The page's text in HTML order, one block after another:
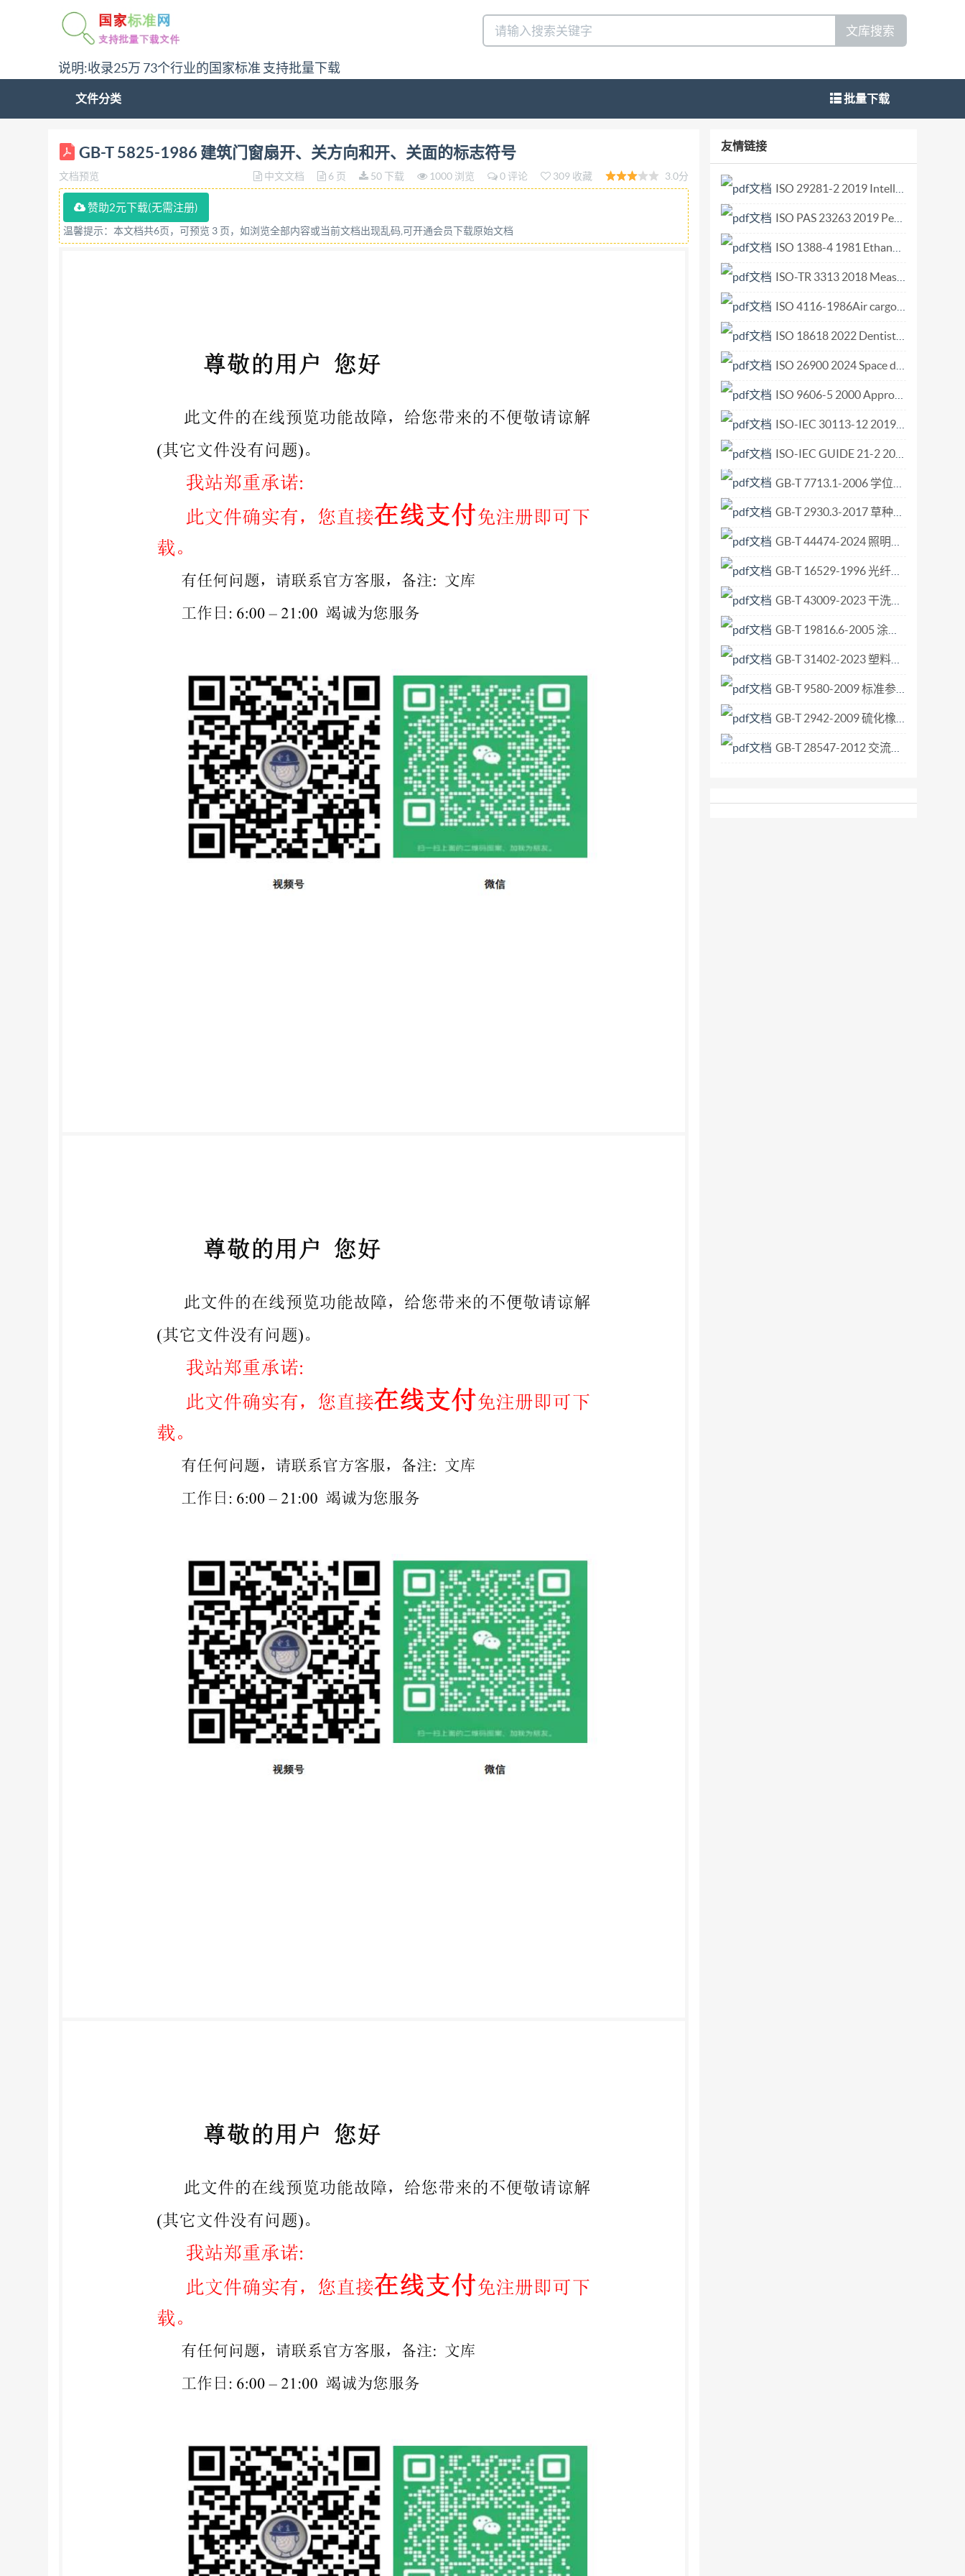
说明:收录25万 73个行业的国家标准 支持批量下载
文库搜索
文件分类 批量下载
中华人民共和国国家标准 UDC 69.028: 003 建筑门窗扇开、关 .62 GB5825—86 方向和开、关面的标志符号 Symbolic designation of direction of opening
and closing and faces of doors and windows 制定本标准的目的，是为了在建筑图上采用统一的标志符号，用以表达门、窗扇的开、关方向， 区分和表
达每扇门窗扇的开、关面。 应用本标准，能准确而简便地表达门窗扇工作状况，便于在建筑设计和门窗加工制作中，对其构、 配件和五金零件进行分
类统计工作。这尤其有利于利用电子计算机进行归类统计，以扩大门窗商品化 生产和订货供应。 本标准参照国际标准建议草案，SO/R1226一
1970《门、窗和百叶窗关闭方向和扇面符号的标 志》其主要内容基本一致，仅作编辑性修改，便于今后在建筑门窗方面和国外进行技术性交流。 本
标准适用范围，仅限于平开和立转两种类型的门窗，即绕竖轴旋转的门窗。 1门窗扇开、关方向及其标志符号 在建筑门窗图上，用标志符号代替过去
惯用的“左手”、“右手”概念，准确表达门窗扇开、并 方向，避免因左、右手含糊不清，而发生的错误。 1.1旋转方向 在建筑平面图上，以门窗扇开启或
关闭时所产生的旋转方向，作为表达门窗扇开关方向的标志。 1.2标志方向 在每一扇门窗开启和关闭两个方向中，选择关闭方向，作为表达此门窗工
作状况的标志方向，并 以符号表示。 1.3标志符号 1.3.1顺时针方向旋转，用“5”表示，见图1。 1.3.2逆时针方向旋转，用“6”表示，见图2。 关面 G 6 开
面 开面 图1顺时针方向关闭“5” 图2逆时针方向关闭“6” 国家标准局1986-01-31发布 1986-11-01实施 32 GB 5825—86 2门窗扇开、关面及其标志符号 在
建筑门窗图上，用标志符号区分其开、关面，并表明其开、关面位置，便于按其位置安装五金 零件和门锁等配件。 2.1开面和关面 2.1.1在门窗扇开启
方向的一面，称为此门窗扇的开面，见图1、2。 2.1.2在门窗扇关闭方向的一面，称为此门窗扇的关面，见图1、2。 2.2标志面 2.2.1门窗扇朝向室内的
一面，作为表达此门窗扇开、关面位置的标志面（图3）。 5·0 图3开关方向和标志面 2.2.2当内外概念产生混淆时，如在两个同样性质房间之间的联系
门，规定门关上时，位于门扇开 面的房间，为该门所属的房间。 2.3标志符号 2.3.1门窗扇的开面，用“0”表示，见图1。 2.3.2门窗扇的关面，用“1”表
示，见图2。 3标志符号的应用 3.1半开门窗扇标志符号： 3.1.1单扇平开门窗扇，开关方向和开关面标志，按本标准第1、2章规定，即用“关闭方向”与
GB-T 5825-1986 建筑门窗扇开、关方向和开、关面的标志符号
文档预览 中文文档 6 页 50 下载 1000 浏览 0 评论 309 收藏 3.0分
赞助2元下载(无需注册)
温馨提示：本文档共6页，可预览 3 页，如浏览全部内容或当前文档出现乱码,可开通会员下载原始文档
友情链接
ISO 29281-2 2019 Intelligent transport systems — Localized communications — Part 2 Legacy system support.pdf
ISO PAS 23263 2019 Petroleum products — Fuels (class F) — Considerations for fuel suppliers and users regarding marine fuel quality in view of the implementation of maximum 0,50 % sulfur in 2020.pdf
ISO 1388-4 1981 Ethanol for industrial use — Methods of test — Part 4 Estimation of content of carbonyl compounds present in moderate amounts — Titrimetric method.pdf
ISO-TR 3313 2018 Measurement of fluid flow in closed conduits Guidelines on the effects of flow pulsations on flow-measurement instruments.pdf
ISO 4116-1986Air cargo equipment. Ground equipment requirements for compatibility with aircraft unit.pdf
ISO 18618 2022 Dentistry — Interoperability of CAD CAM systems.pdf
ISO 26900 2024 Space data and information transfer systems — Orbit data messages.pdf
ISO 9606-5 2000 Approval testing of welders — Fusion welding — Part 5 Titanium and titanium alloys, zirconium and zirconium alloys.pdf
ISO-IEC 30113-12 2019 Information technology - User interfaces - Gesture-based interfaces across devices and methods - Part 12 Multi-point gestures for common system actions.pdf
ISO-IEC GUIDE 21-2 2005 Regional or national adoption of International Standards and other International Deliverables -- Part 2 Adoption of International Deliverables other than International Standard.pdf
GB-T 7713.1-2006 学位论文编写规则.pdf
GB-T 2930.3-2017 草种子检验规程 其他植物种子数测定.pdf
GB-T 44474-2024 照明产品浪涌电流特性的测定.pdf
GB-T 16529-1996 光纤光缆接头 第1部分 总规范 构件和配件.pdf
GB-T 43009-2023 干洗机洗涤操作 术语.pdf
GB-T 19816.6-2005 涂覆涂料前钢材表面处理 喷射清理用金属磨料的试验方法 第6部分 外来杂质的测定.pdf
GB-T 31402-2023 塑料和其他无孔材料表面抗菌活性的测定.pdf
GB-T 9580-2009 标准参比炭黑的鉴定方法.pdf
GB-T 2942-2009 硫化橡胶与纤维帘线静态粘合强度的测定 H抽出法.pdf
GB-T 28547-2012 交流金属氧化物避雷器选择和使用导则.pdf